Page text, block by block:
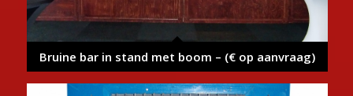
Bruine bar in stand met boom – (€ op aanvraag)